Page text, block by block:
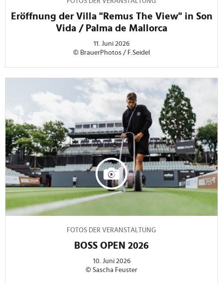
Eröffnung der Villa "Remus The View" in Son
Vida / Palma de Mallorca
11. Juni 2026
© BrauerPhotos / F.Seidel
FOTOS DER VERANSTALTUNG
BOSS OPEN 2026
10. Juni 2026
© Sascha Feuster